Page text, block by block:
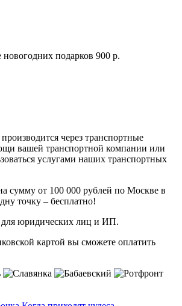
подарков 900 р.
через транспортные
вашей транспортной компании или
услугами наших транспортных
сумму от 100 000 рублей по Москве в
точку – бесплатно!
для юридических лиц и ИП.
картой вы сможете оплатить